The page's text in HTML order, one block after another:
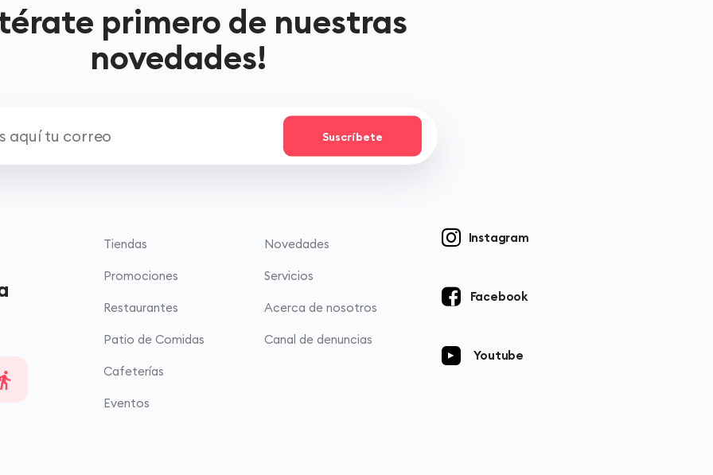
primero de nuestras
novedades!
Suscríbete
Tiendas
Promociones
Restaurantes
Patio de Comidas
Cafeterías
Eventos
Novedades
Servicios
Acerca de nosotros
Canal de denuncias
Instagram
Facebook
Youtube